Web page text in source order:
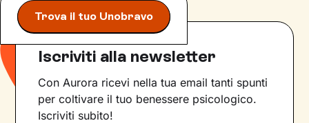
Trova il tuo Unobravo
Iscriviti alla newsletter
Con Aurora ricevi nella tua email tanti spunti
per coltivare il tuo benessere psicologico.
Iscriviti subito!